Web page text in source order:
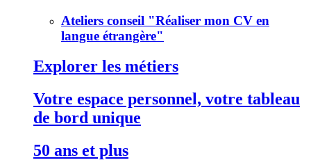
Ateliers conseil "Réaliser mon CV en
langue étrangère"
Explorer les métiers
Votre espace personnel, votre tableau
de bord unique
50 ans et plus